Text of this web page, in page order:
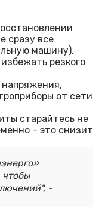
сразу все
машину).
резкого
напряжения,
от сети
старайтесь не
– это снизит
-